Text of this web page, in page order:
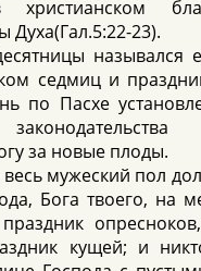
христианском
Духа(Гал.5:22-23).
назывался
седмиц и
по Пасхе
за новые плоды.
весь мужеский пол
Бога твоего, на
кущей; и